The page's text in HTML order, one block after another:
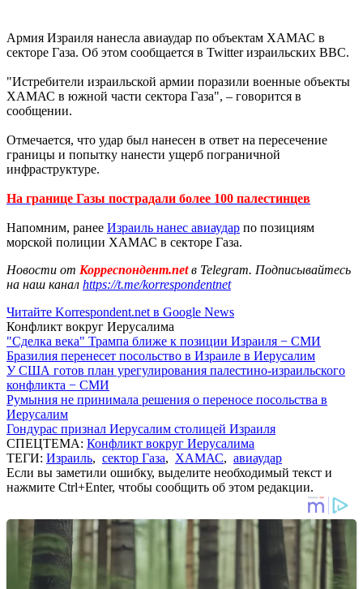
Армия Израиля нанесла авиаудар по объектам ХАМАС в
секторе Газа. Об этом сообщается в Twitter израильских ВВС.
"Истребители израильской армии поразили военные объекты
ХАМАС в южной части сектора Газа", – говорится в
сообщении.
Отмечается, что удар был нанесен в ответ на пересечение
границы и попытку нанести ущерб пограничной
инфраструктуре.
На границе Газы пострадали более 100 палестинцев
Напомним, ранее Израиль нанес авиаудар по позициям
морской полиции ХАМАС в секторе Газа.
Новости от Корреспондент.netв Telegram. Подписывайтесь
на наш канал https://t.me/korrespondentnet
Читайте Korrespondent.net в Google News
Конфликт вокруг Иерусалима
"Сделка века" Трампа ближе к позиции Израиля − СМИ
Бразилия перенесет посольство в Израиле в Иерусалим
У США готов план урегулирования палестино-израильского
конфликта − СМИ
Румыния не принимала решения о переносе посольства в
Иерусалим
Гондурас признал Иерусалим столицей Израиля
СПЕЦТЕМА: Конфликт вокруг Иерусалима
ТЕГИ: Израиль, сектор Газа, ХАМАС, авиаудар
Если вы заметили ошибку, выделите необходимый текст и
нажмите Ctrl+Enter, чтобы сообщить об этом редакции.